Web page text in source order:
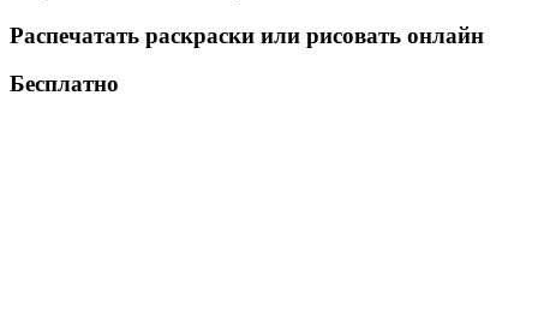
Распечатать раскраски или рисовать онлайн
Бесплатно